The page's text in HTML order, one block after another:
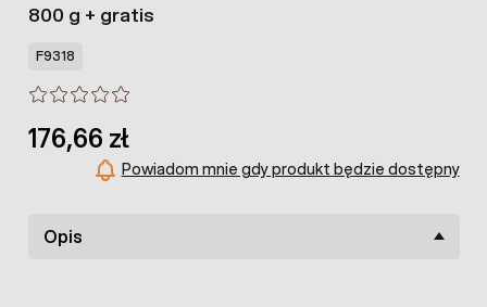
800 g + gratis
F9318
176,66 zł
Powiadom mnie gdy produkt będzie dostępny
Opis